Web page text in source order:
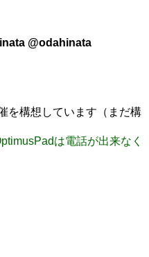
@odahinata
を構想しています（まだ構
は電話が出来なく